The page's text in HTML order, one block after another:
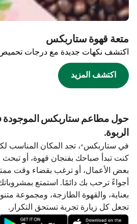
متعة قهوة ستاربكس
اكتشف نكهات جديدة مع درجات
اكتشف المزيد
حول مطاعم ستاربكس الموجودة
الربوة.
في ستاربكس®، تجد المكان المناسب
كنت تبدأ صباحك بفنجان قهوة، أو
بعض الأعمال، أو ترغب بقضاء وقت
أجواءً ترحب بك دائمًا. استمتع
بعناية، والقهوة الطازجة، ومجموعة
تجعل كل زيارة تجربة تستحق التكرار.